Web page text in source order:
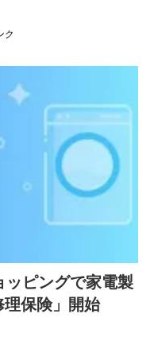
ク
ピングで家電製
保険」開始